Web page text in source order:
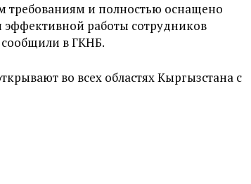
требованиям и полностью оснащено
работы сотрудников
в ГКНБ.
во всех областях Кыргызстана с